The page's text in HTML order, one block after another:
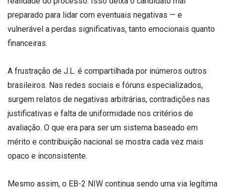
preparado para lidar com eventuais negativas — e
vulnerável a perdas significativas, tanto emocionais quanto
financeiras.
A frustração de J.L. é compartilhada por inúmeros outros
brasileiros. Nas redes sociais e fóruns especializados,
surgem relatos de negativas arbitrárias, contradições nas
justificativas e falta de uniformidade nos critérios de
avaliação. O que era para ser um sistema baseado em
mérito e contribuição nacional se mostra cada vez mais
opaco e inconsistente.
Mesmo assim, o EB-2 NIW continua sendo uma via legítima